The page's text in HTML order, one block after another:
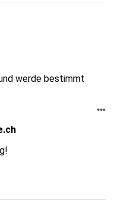
werde bestimmt